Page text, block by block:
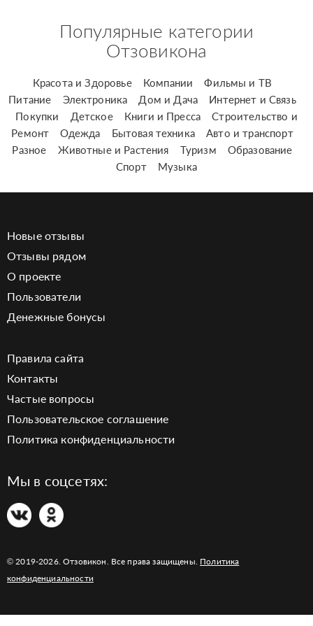
Популярные категории
Отзовикона
Красота и Здоровье Компании
Фильмы и ТВ
Питание
Электроника Дом и Дача
Интернет и Связь
Покупки
Детское Книги и Пресса
Строительство и
Ремонт
Одежда Бытовая техника
Авто и транспорт
Разное
Животные и Растения Туризм
Образование
Спорт
Музыка
Новые отзывы
Отзывы рядом
О проекте
Пользователи
Денежные бонусы
Правила сайта
Контакты
Частые вопросы
Пользовательское соглашение
Политика конфиденциальности
Мы в соцсетях:
© 2019-2026. Отзовикон. Все права защищены. Политика
конфиденциальности